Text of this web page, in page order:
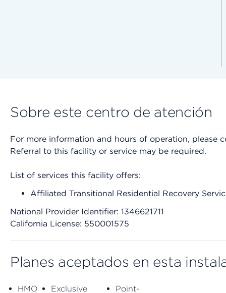
Sobre este centro de atención
For more information and hours of operation, please
Referral to this facility or service may be required.
List of services this facility offers:
Affiliated Transitional Residential Recovery
National Provider Identifier: 1346621711
California License: 550001575
Planes aceptados en esta
HMO Exclusive Point-